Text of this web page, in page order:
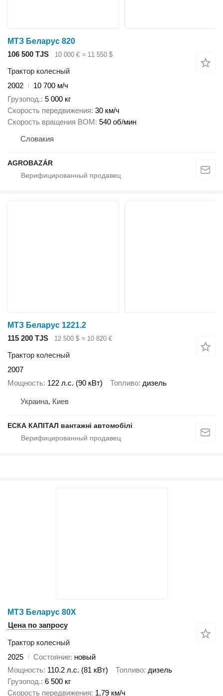
МТЗ Беларус 820
106 500 TJS
10 000 € ≈ 11 550 $
Трактор колесный
2002
10 700 м/ч
Грузопод. 5 000 кг
Скорость передвижения 30 км/ч
Скорость вращения ВОМ 540 об/мин
Словакия
AGROBAZÁR
МТЗ Беларус 1221.2
115 200 TJS
12 500 $ ≈ 10 820 €
Трактор колесный
2007
Мощность 122 л.с. (90 кВт) Топливо дизель
Украина, Киев
ЕСКА КАПІТАЛ вантажні автомобілі
МТЗ Беларус 80Х
Цена по запросу
Трактор колесный
2025
Состояние новый
Мощность 110.2 л.с. (81 кВт) Топливо дизель
Грузопод. 6 500 кг
Скорость передвижения 1,79 км/ч